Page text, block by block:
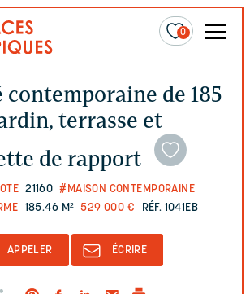
0
de 185
terrasse et
de rapport
21160 #MAISON CONTEMPORAINE
185.46 M² 529 000 € RÉF. 1041EB
APPELER ÉCRIRE